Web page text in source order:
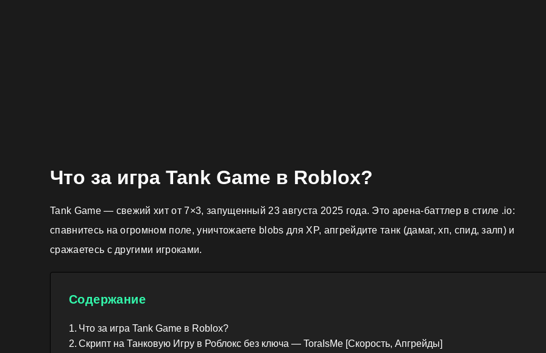
Что за игра Tank Game в Roblox?
Tank Game — свежий хит от 7×3, запущенный 23 августа 2025 года. Это арена-баттлер в стиле .io:
спавнитесь на огромном поле, уничтожаете blobs для XP, апгрейдите танк (дамаг, хп, спид, залп) и
сражаетесь с другими игроками.
Содержание
Что за игра Tank Game в Roblox?
Скрипт на Танковую Игру в Роблокс без ключа — ToraIsMe [Скорость, Апгрейды]